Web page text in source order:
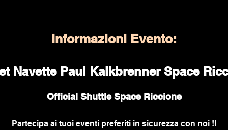
Informazioni Evento:
Navette Paul Kalkbrenner Space
Official Shuttle Space Riccione
Partecipa ai tuoi eventi preferiti in sicurezza con noi !!